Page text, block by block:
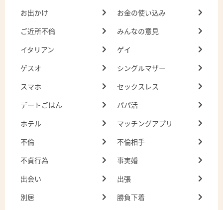
お出かけ
お金の使い込み
ご近所不倫
みんなの意見
イタリアン
ゲイ
ゲスオ
シングルマザー
スマホ
セックスレス
デートごはん
パパ活
ホテル
マッチングアプリ
不倫
不倫相手
不貞行為
事実婚
出会い
出張
別居
勝負下着